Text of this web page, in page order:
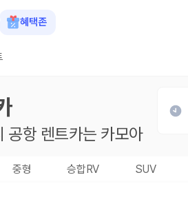
혜택존
공항 렌트카는 카모아
중형 승합RV SUV